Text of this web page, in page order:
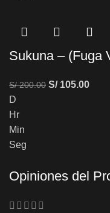
Sukuna – (Fuga
S/200.00 S/105.00
D
Hr
Min
Seg
Opiniones del